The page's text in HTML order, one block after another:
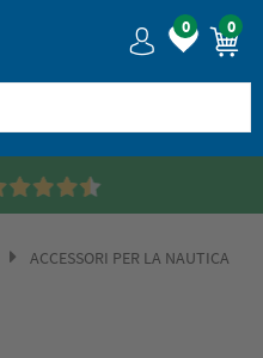
0 0
Saldi? SALDI! Fino al -
ACCESSORI PER LA NAUTICA